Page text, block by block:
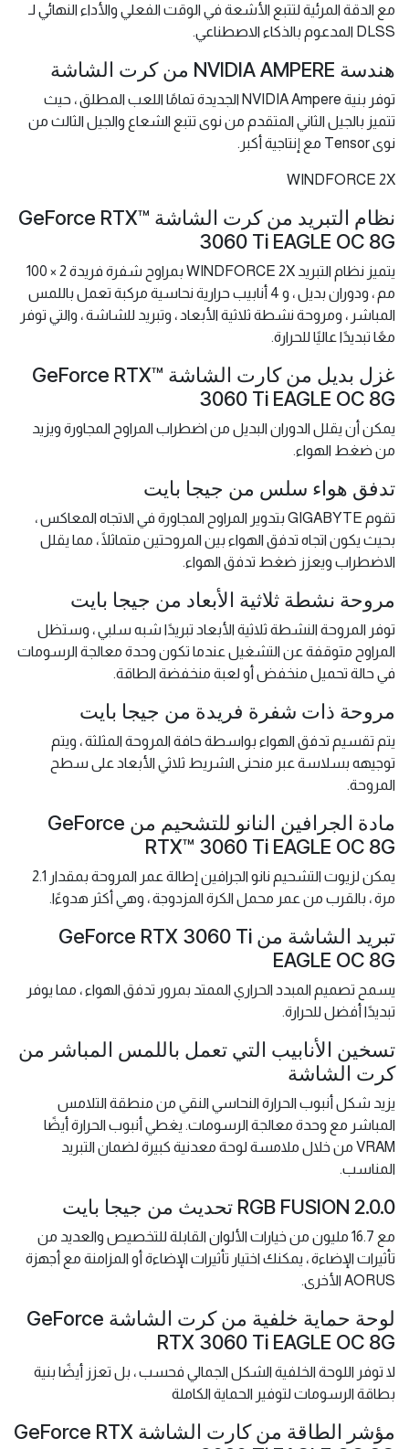
مع الدقة المرئية لتتبع الأشعة في الوقت الفعلي والأداء النهائي لـ
DLSS المدعوم بالذكاء الاصطناعي.
هندسة NVIDIA AMPERE من كرت الشاشة
توفر بنية NVIDIA Ampere الجديدة تمامًا اللعب المطلق ، حيث
تتميز بالجيل الثاني المتقدم من نوى تتبع الشعاع والجيل الثالث من
نوى Tensor مع إنتاجية أكبر.
WINDFORCE 2X
نظام التبريد من كرت الشاشة GeForce RTX™
3060 Ti EAGLE OC 8G
يتميز نظام التبريد WINDFORCE 2X بمراوح شفرة فريدة 2 × 100
مم ، ودوران بديل ، و 4 أنابيب حرارية نحاسية مركبة تعمل باللمس
المباشر ، ومروحة نشطة ثلاثية الأبعاد ، وتبريد للشاشة ، والتي توفر
معًا تبديدًا عاليًا للحرارة.
غزل بديل من كارت الشاشة GeForce RTX™
3060 Ti EAGLE OC 8G
يمكن أن يقلل الدوران البديل من اضطراب المراوح المجاورة ويزيد
من ضغط الهواء.
تدفق هواء سلس من جيجا بايت
تقوم GIGABYTE بتدوير المراوح المجاورة في الاتجاه المعاكس ،
بحيث يكون اتجاه تدفق الهواء بين المروحتين متماثلًا ، مما يقلل
الاضطراب ويعزز ضغط تدفق الهواء.
مروحة نشطة ثلاثية الأبعاد من جيجا بايت
توفر المروحة النشطة ثلاثية الأبعاد تبريدًا شبه سلبي ، وستظل
المراوح متوقفة عن التشغيل عندما تكون وحدة معالجة الرسومات
في حالة تحميل منخفض أو لعبة منخفضة الطاقة.
مروحة ذات شفرة فريدة من جيجا بايت
يتم تقسيم تدفق الهواء بواسطة حافة المروحة المثلثة ، ويتم
توجيهه بسلاسة عبر منحنى الشريط ثلاثي الأبعاد على سطح
المروحة.
مادة الجرافين النانو للتشحيم من GeForce
RTX™ 3060 Ti EAGLE OC 8G
يمكن لزيوت التشحيم نانو الجرافين إطالة عمر المروحة بمقدار 2.1
مرة ، بالقرب من عمر محمل الكرة المزدوجة ، وهي أكثر هدوءًا.
تبريد الشاشة من GeForce RTX 3060 Ti
EAGLE OC 8G
يسمح تصميم المبدد الحراري الممتد بمرور تدفق الهواء ، مما يوفر
تبديدًا أفضل للحرارة.
تسخين الأنابيب التي تعمل باللمس المباشر من
كرت الشاشة
يزيد شكل أنبوب الحرارة النحاسي النقي من منطقة التلامس
المباشر مع وحدة معالجة الرسومات. يغطي أنبوب الحرارة أيضًا
VRAM من خلال ملامسة لوحة معدنية كبيرة لضمان التبريد
المناسب.
RGB FUSION 2.0.0 تحديث من جيجا بايت
مع 16.7 مليون من خيارات الألوان القابلة للتخصيص والعديد من
تأثيرات الإضاءة ، يمكنك اختيار تأثيرات الإضاءة أو المزامنة مع أجهزة
AORUS الأخرى.
لوحة حماية خلفية من كرت الشاشة GeForce
RTX 3060 Ti EAGLE OC 8G
لا توفر اللوحة الخلفية الشكل الجمالي فحسب ، بل تعزز أيضًا بنية
بطاقة الرسومات لتوفير الحماية الكاملة
مؤشر الطاقة من كارت الشاشة GeForce RTX